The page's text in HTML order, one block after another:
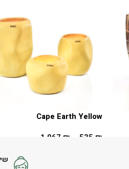
Cape Earth Yellow
535 ₪
1,967 ₪